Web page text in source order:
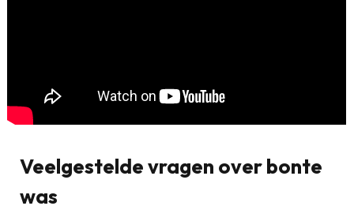
Veelgestelde vragen over bonte
was